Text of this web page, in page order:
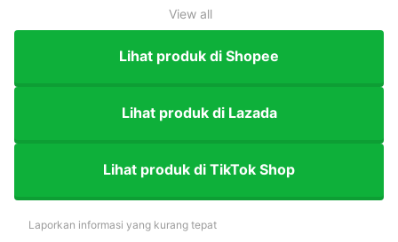
View all
Lihat produk di Shopee
Lihat produk di Lazada
Lihat produk di TikTok Shop
Laporkan informasi yang kurang tepat